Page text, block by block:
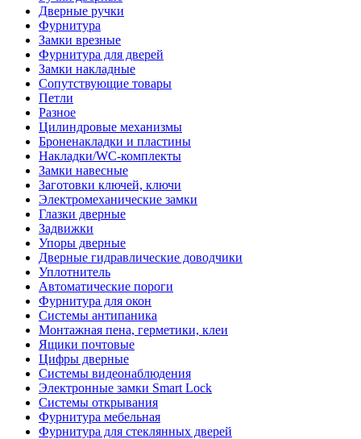
Дверные ручки
Фурнитура
Замки врезные
Фурнитура для дверей
Замки накладные
Сопутствующие товары
Петли
Разное
Цилиндровые механизмы
Броненакладки и пластины
Накладки/WC-комплекты
Замки навесные
Заготовки ключей, ключи
Электромеханические замки
Глазки дверные
Задвижки
Упоры дверные
Дверные гидравлические доводчики
Уплотнитель
Автоматические пороги
Фурнитура для окон
Системы антипаника
Монтажная пена, герметики, клеи
Ящики почтовые
Цифры дверные
Системы видеонаблюдения
Электронные замки Smart Lock
Системы открывания
Фурнитура мебельная
Фурнитура для стеклянных дверей